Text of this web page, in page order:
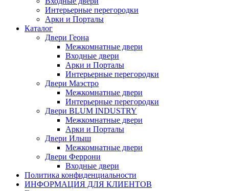
Интерьерные перегородки
Арки и Порталы
Каталог
Двери Геона
Межкомнатные двери
Входные двери
Арки и Порталы
Интерьерные перегородки
Двери Маэстро
Межкомнатные двери
Интерьерные перегородки
Двери BLUM INDUSTRY
Межкомнатные двери
Арки и Порталы
Двери Илыш
Межкомнатные двери
Двери Феррони
Входные двери
Политика конфиденциальности
ИНФОРМАЦИЯ ДЛЯ КЛИЕНТОВ